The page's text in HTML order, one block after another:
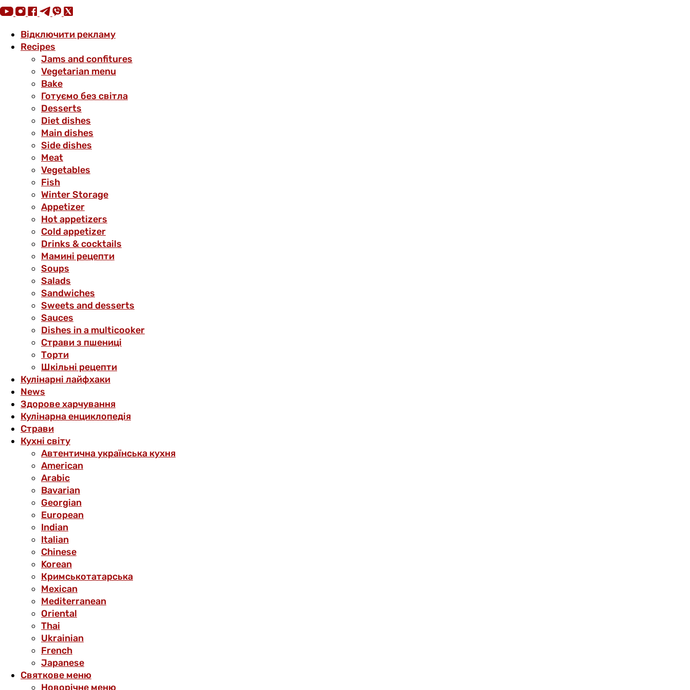
Відключити рекламу
Recipes
Jams and confitures
Vegetarian menu
Bake
Готуємо без світла
Desserts
Diet dishes
Main dishes
Side dishes
Meat
Vegetables
Fish
Winter Storage
Аppetizer
Hot appetizers
Cold appetizer
Drinks & cocktails
Мамині рецепти
Soups
Salads
Sandwiches
Sweets and desserts
Sauces
Dishes in a multicooker
Страви з пшениці
Торти
Шкільні рецепти
Кулінарні лайфхаки
News
Здорове харчування
Кулінарна енциклопедія
Страви
Кухні світу
Автентична українська кухня
American
Arabic
Bavarian
Georgian
European
Indian
Italian
Chinese
Korean
Кримськотатарська
Mexican
Mediterranean
Oriental
Thai
Ukrainian
French
Japanese
Святкове меню
Новорічне меню